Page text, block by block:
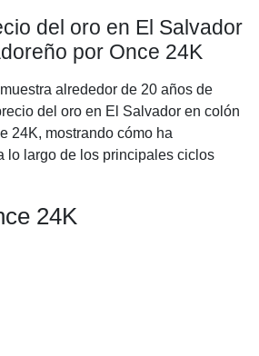
del oro en El Salvador
por Once 24K
alrededor de 20 años de
del oro en El Salvador en colón
24K, mostrando cómo ha
lo largo de los principales ciclos
24K